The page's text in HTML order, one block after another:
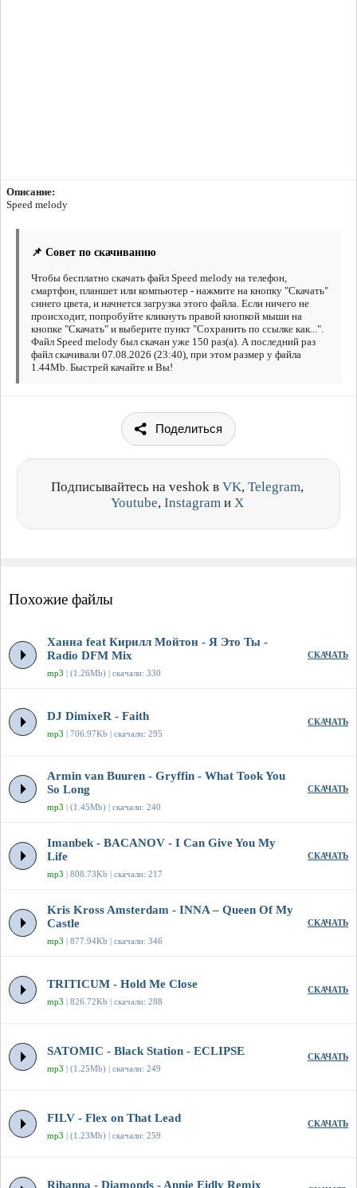
Описание:
Speed melody
📌 Совет по скачиванию
Чтобы бесплатно скачать файл Speed melody на телефон,
смартфон, планшет или компьютер - нажмите на кнопку "Скачать"
синего цвета, и начнется загрузка этого файла. Если ничего не
происходит, попробуйте кликнуть правой кнопкой мыши на
кнопке "Скачать" и выберите пункт "Сохранить по ссылке как...".
Файл Speed melody был скачан уже 150 раз(а). А последний раз
файл скачивали 07.08.2026 (23:40), при этом размер у файла
1.44Mb. Быстрей качайте и Вы!
Поделиться
Подписывайтесь на veshok в VK, Telegram,
Youtube, Instagram и X
Похожие файлы
Ханна feat Кирилл Мойтон - Я Это Ты -
Radio DFM Mix
mp3 | (1.26Mb) | скачали: 330
СКАЧАТЬ
DJ DimixeR - Faith
mp3 | 706.97Kb | скачали: 295
СКАЧАТЬ
Armin van Buuren - Gryffin - What Took You
So Long
mp3 | (1.45Mb) | скачали: 240
СКАЧАТЬ
Imanbek - BACANOV - I Can Give You My
Life
mp3 | 808.73Kb | скачали: 217
СКАЧАТЬ
Kris Kross Amsterdam - INNA – Queen Of My
Castle
mp3 | 877.94Kb | скачали: 346
СКАЧАТЬ
TRITICUM - Hold Me Close
mp3 | 826.72Kb | скачали: 288
СКАЧАТЬ
SATOMIC - Black Station - ECLIPSE
mp3 | (1.25Mb) | скачали: 249
СКАЧАТЬ
FILV - Flex on That Lead
mp3 | (1.23Mb) | скачали: 259
СКАЧАТЬ
Rihanna - Diamonds - Annie Eidly Remix